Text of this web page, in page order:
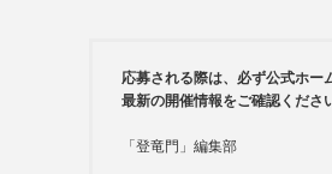
応募される際は、必ず公式ホー
最新の開催情報をご確認くださ
「登竜門」編集部